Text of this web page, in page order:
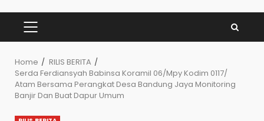
PRIMARY
MENU
Home
RILIS BERITA
Serda Ferdiansyah Babinsa Koramil 06/Mpy Kodim 0117/
Atam Bersama Perangkat Desa Bandung Jaya Monitoring
Banjir Dan Buat Dapur Umum